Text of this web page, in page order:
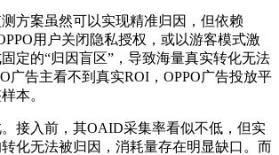
方案虽然可以实现精准归因，但依赖
用户关闭隐私授权，或以游客模式激
定的“归因盲区”，导致海量真实转化无法
广告主看不到真实ROI，OPPO广告投放平
本。
接入前，其OAID采集率看似不低，但实
化无法被归因，消耗量存在明显缺口。而